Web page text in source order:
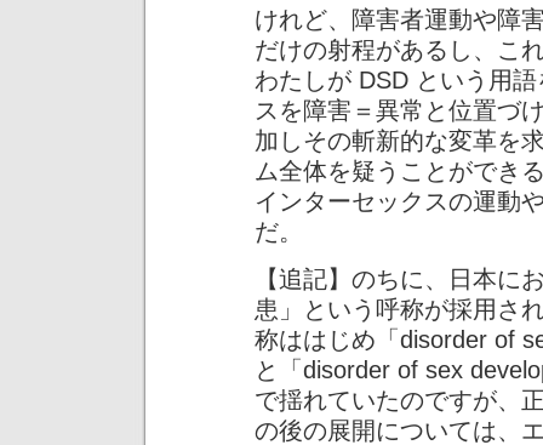
けれど、障害者運動や障
だけの射程があるし、こ
わたしが DSD という用
スを障害＝異常と位置づ
加しその斬新的な変革を
ム全体を疑うことができ
インターセックスの運動
だ。
【追記】のちに、日本に
患」という呼称が採用さ
称ははじめ「disorder of
と「disorder of sex
で揺れていたのですが、
の後の展開については、